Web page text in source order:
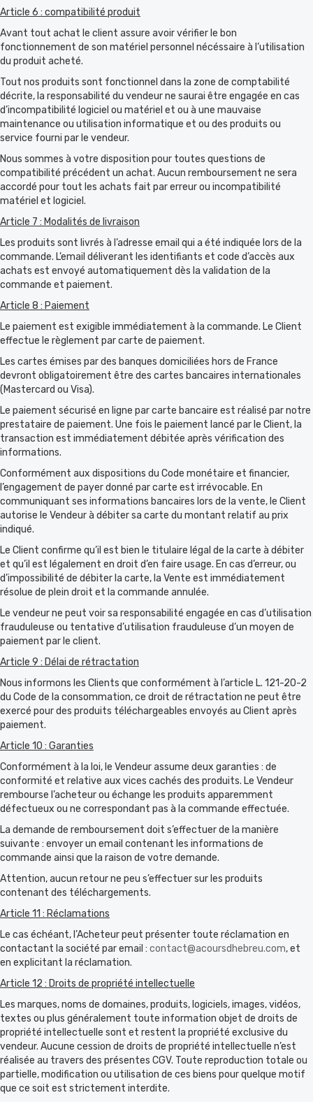
Article 6 : compatibilité produit
Avant tout achat le client assure avoir vérifier le bon
fonctionnement de son matériel personnel nécéssaire à l’utilisation
du produit acheté.
Tout nos produits sont fonctionnel dans la zone de comptabilité
décrite, la responsabilité du vendeur ne saurai être engagée en cas
d’incompatibilité logiciel ou matériel et ou à une mauvaise
maintenance ou utilisation informatique et ou des produits ou
service fourni par le vendeur.
Nous sommes à votre disposition pour toutes questions de
compatibilité précédent un achat. Aucun remboursement ne sera
accordé pour tout les achats fait par erreur ou incompatibilité
matériel et logiciel.
Article 7 : Modalités de livraison
Les produits sont livrés à l’adresse email qui a été indiquée lors de la
commande. L’email déliverant les identifiants et code d’accès aux
achats est envoyé automatiquement dès la validation de la
commande et paiement.
Article 8 : Paiement
Le paiement est exigible immédiatement à la commande. Le Client
effectue le règlement par carte de paiement.
Les cartes émises par des banques domiciliées hors de France
devront obligatoirement être des cartes bancaires internationales
(Mastercard ou Visa).
Le paiement sécurisé en ligne par carte bancaire est réalisé par notre
prestataire de paiement. Une fois le paiement lancé par le Client, la
transaction est immédiatement débitée après vérification des
informations.
Conformément aux dispositions du Code monétaire et financier,
l’engagement de payer donné par carte est irrévocable. En
communiquant ses informations bancaires lors de la vente, le Client
autorise le Vendeur à débiter sa carte du montant relatif au prix
indiqué.
Le Client confirme qu’il est bien le titulaire légal de la carte à débiter
et qu’il est légalement en droit d’en faire usage. En cas d’erreur, ou
d’impossibilité de débiter la carte, la Vente est immédiatement
résolue de plein droit et la commande annulée.
Le vendeur ne peut voir sa responsabilité engagée en cas d’utilisation
frauduleuse ou tentative d’utilisation frauduleuse d’un moyen de
paiement par le client.
Article 9 : Délai de rétractation
Nous informons les Clients que conformément à l’article L. 121-20-2
du Code de la consommation, ce droit de rétractation ne peut être
exercé pour des produits téléchargeables envoyés au Client après
paiement.
Article 10 : Garanties
Conformément à la loi, le Vendeur assume deux garanties : de
conformité et relative aux vices cachés des produits. Le Vendeur
rembourse l’acheteur ou échange les produits apparemment
défectueux ou ne correspondant pas à la commande effectuée.
La demande de remboursement doit s’effectuer de la manière
suivante : envoyer un email contenant les informations de
commande ainsi que la raison de votre demande.
Attention, aucun retour ne peu s’effectuer sur les produits
contenant des téléchargements.
Article 11 : Réclamations
Le cas échéant, l’Acheteur peut présenter toute réclamation en
contactant la société par email : contact@acoursdhebreu.com, et
en explicitant la réclamation.
Article 12 : Droits de propriété intellectuelle
Les marques, noms de domaines, produits, logiciels, images, vidéos,
textes ou plus généralement toute information objet de droits de
propriété intellectuelle sont et restent la propriété exclusive du
vendeur. Aucune cession de droits de propriété intellectuelle n’est
réalisée au travers des présentes CGV. Toute reproduction totale ou
partielle, modification ou utilisation de ces biens pour quelque motif
que ce soit est strictement interdite.